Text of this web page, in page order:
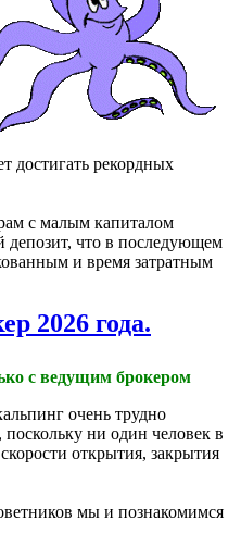
достигать рекордных
с малым капиталом
депозит, что в последующем
и время затратным
2026 года.
с ведущим брокером
очень трудно
поскольку ни один человек в
открытия, закрытия
мы и познакомимся